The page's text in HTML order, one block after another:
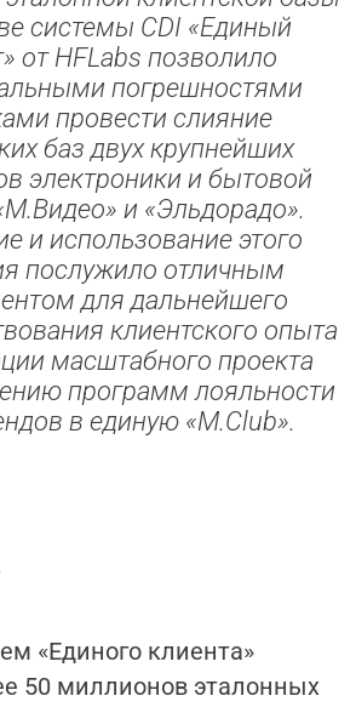
системы CDI «Единый
» от HFLabs позволило
погрешностями
провести слияние
баз двух крупнейших
электроники и бытовой
М.Видео» и «Эльдорадо».
и использованиеэтого
послужило отличным
для дальнейшего
клиентского опыта
масштабного проекта
программ лояльности
в единую «M.Club».
«Единого клиента»
50 миллионов эталонных